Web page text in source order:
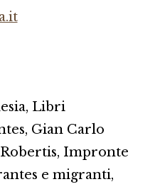
, Libri
, Gian Carlo
, Impronte
e migranti,